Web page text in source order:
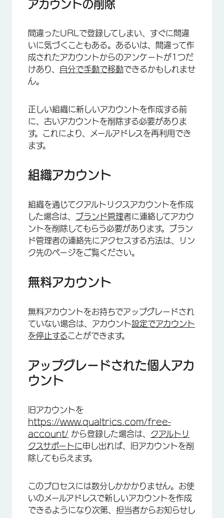
アカウントの削除
間違ったURLで登録してしまい、すぐに間違
いに気づくこともある。あるいは、間違って作
成されたアカウントからのアンケートが1つだ
けあり、 自分で手動で移動できるかもしれませ
ん。
正しい組織に新しいアカウントを作成する前
に、古いアカウントを削除する必要がありま
す。これにより、メールアドレスを再利用でき
ます。
組織アカウント
組織を通じてクアルトリクスアカウントを作成
した場合は、 ブランド管理者に連絡してアカウ
ントを削除してもらう必要があります。ブラン
ド管理者の連絡先にアクセスする方法は、リン
ク先のページをご覧ください。
無料アカウント
無料アカウントをお持ちでアップグレードされ
ていない場合は、アカウント設定でアカウント
を停止することができます。
アップグレードされた個人アカ
ウント
旧アカウントを
https://www.qualtrics.com/free-
account/ から登録した場合は、 クアルトリ
クスサポートに申し出れば、旧アカウントを削
除してもらえます。
このプロセスには数分しかかかりません。お使
いのメールアドレスで新しいアカウントを作成
できるようになり次第、担当者からお知らせし